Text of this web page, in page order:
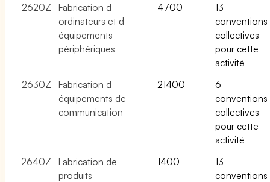
2620Z
Fabrication d
ordinateurs et d
équipements
périphériques
4700
13
conventions
collectives
pour cette
activité
2630Z
Fabrication d
équipements de
communication
21400
6
conventions
collectives
pour cette
activité
2640Z
Fabrication de
produits
1400
13
conventions